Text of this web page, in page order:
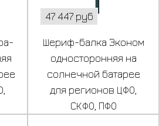
47 447 руб
Шериф-балка Эконом
односторонняя на
солнечной батарее
для регионов ЦФО,
СКФО, ПФО